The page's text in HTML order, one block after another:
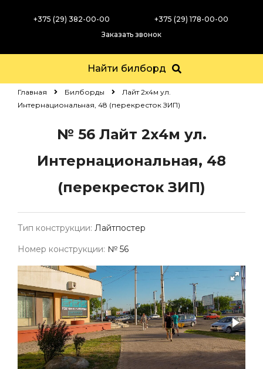
+375 (29) 382-00-00
+375 (29) 178-00-00
Заказать звонок
Найти билборд
Главная Билборды
Лайт 2х4м ул.
Интернациональная, 48 (перекресток ЗИП)
№ 56Лайт 2х4м ул.
Интернациональная, 48
(перекресток ЗИП)
Тип конструкции: Лайтпостер
Номер конструкции: № 56